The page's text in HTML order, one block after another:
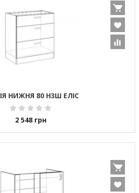
НИЖНЯ 80 Н3Ш ЕЛІС
2 548 грн